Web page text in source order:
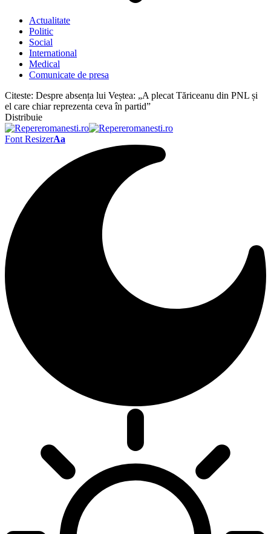
Actualitate
Politic
Social
International
Medical
Comunicate de presa
Citeste: Despre absența lui Veștea: „A plecat Tăriceanu din PNL și
el care chiar reprezenta ceva în partid”
Distribuie
Font ResizerAa